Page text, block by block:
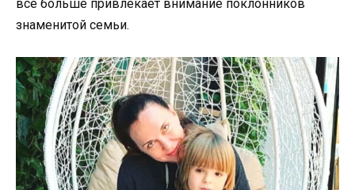
всё больше привлекает внимание поклонников
знаменитой семьи.